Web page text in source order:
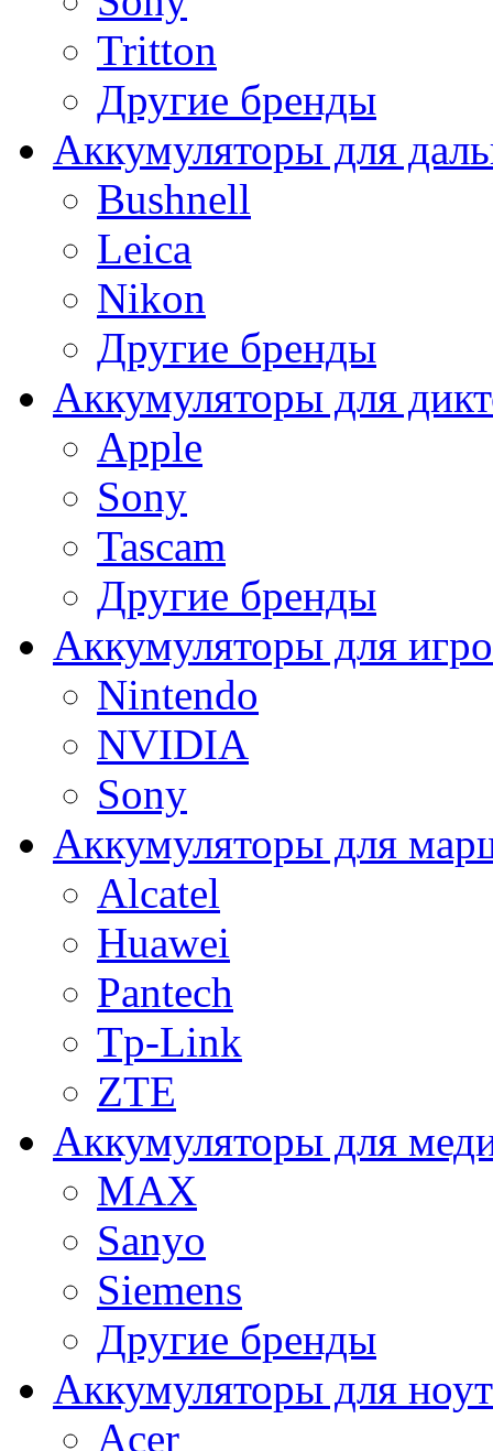
Tritton
Другие бренды
Аккумуляторы для
Bushnell
Leica
Nikon
Другие бренды
Аккумуляторы для
Apple
Sony
Tascam
Другие бренды
Аккумуляторы для
Nintendo
NVIDIA
Sony
Аккумуляторы для
Alcatel
Huawei
Pantech
Tp-Link
ZTE
Аккумуляторы для
MAX
Sanyo
Siemens
Другие бренды
Аккумуляторы для
Acer